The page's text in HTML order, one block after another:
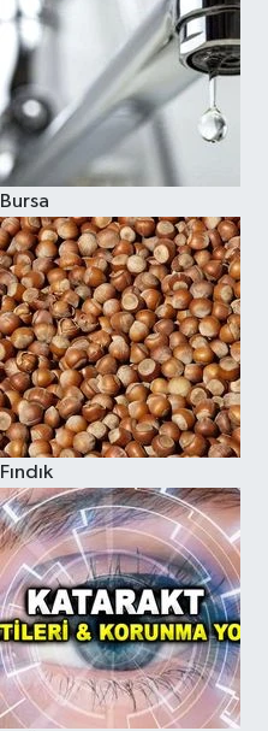
Bursa
Fındık